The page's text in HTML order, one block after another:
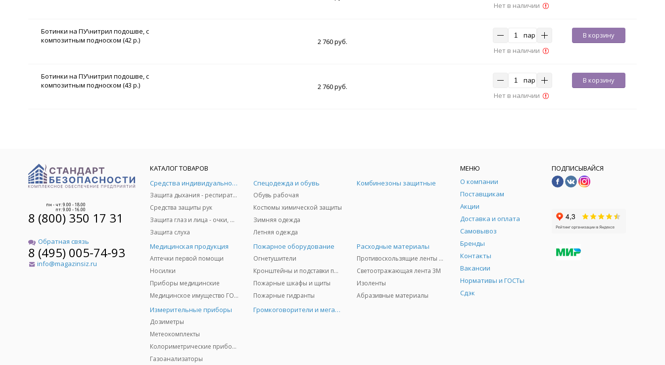
Нет в наличии
Ботинки на ПУ\нитрил подошве, с
композитным подноском (42 р.)
2 760 руб.
пар
В корзину
Нет в наличии
Ботинки на ПУ\нитрил подошве, с
композитным подноском (43 р.)
2 760 руб.
пар
В корзину
Нет в наличии
пн - чт: 9.00 - 18.00
пт: 9.00 - 16.00
8 (800) 350 17 31
Обратная связь
8 (495) 005-74-93
info@magazinsiz.ru
КАТАЛОГ ТОВАРОВ
Средства индивидуальной защиты
Защита дыхания - респираторы, противогазы, фильтры, дозиметры
Средства защиты рук
Защита глаз и лица - очки, щитки
Защита слуха
Спецодежда и обувь
Обувь рабочая
Костюмы химической защиты
Зимняя одежда
Летняя одежда
Комбинезоны защитные
Медицинская продукция
Аптечки первой помощи
Носилки
Приборы медицинские
Медицинское имущество ГО и ЧС
Пожарное оборудование
Огнетушители
Кронштейны и подставки под огнетушители
Пожарные шкафы и щиты
Пожарные гидранты
Расходные материалы
Противоскользящие ленты 3М
Светоотражающая лента 3M
Изоленты
Абразивные материалы
Измерительные приборы
Дозиметры
Метеокомплекты
Колориметрические приборы
Газоанализаторы
Громкоговорители и мегафоны
МЕНЮ
О компании
Поставщикам
Акции
Доставка и оплата
Самовывоз
Бренды
Контакты
Вакансии
Нормативы и ГОСТы
Сдэк
ПОДПИСЫВАЙСЯ